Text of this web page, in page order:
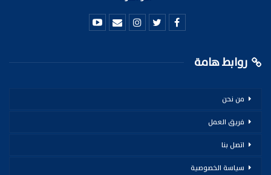
روابط هامة
من نحن
فريق العمل
اتصل بنا
سياسة الخصوصية